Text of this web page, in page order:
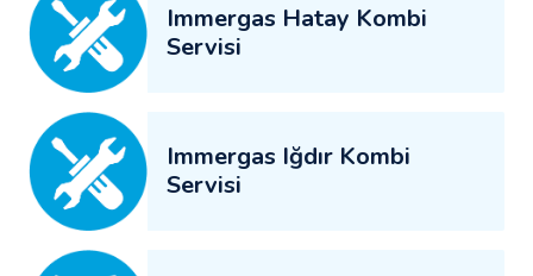
Immergas Hatay Kombi
Servisi
Immergas Iğdır Kombi
Servisi